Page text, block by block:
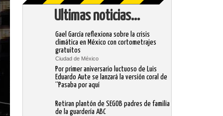
Ultimas noticias...
Gael García reflexiona sobre la crisis
climática en México con cortometrajes
gratuitos
Ciudad de México
Por primer aniversario luctuoso de Luis
Eduardo Aute se lanzará la versión coral de
“Pasaba por aquí
Retiran plantón de SEGOB padres de familia
de la guardería ABC